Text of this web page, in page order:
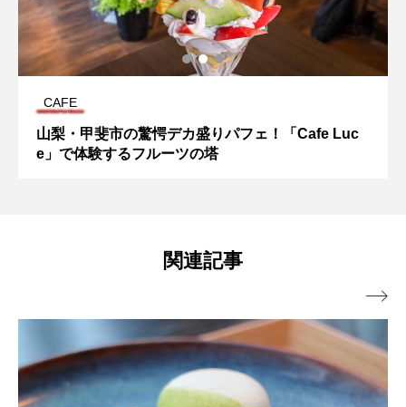
CAFE
山梨・甲斐市の驚愕デカ盛りパフェ！「Cafe Luc
e」で体験するフルーツの塔
関連記事
